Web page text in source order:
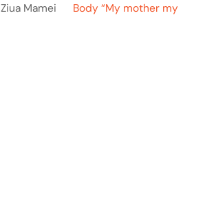
Ziua Mamei
Body “My mother my